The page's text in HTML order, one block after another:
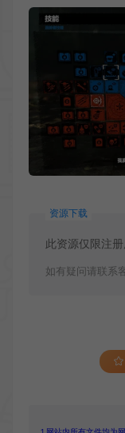
资源下载
此资源仅限注
如有疑问请联系